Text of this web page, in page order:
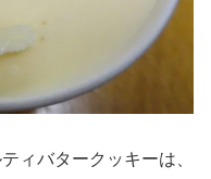
ィバタークッキーは、